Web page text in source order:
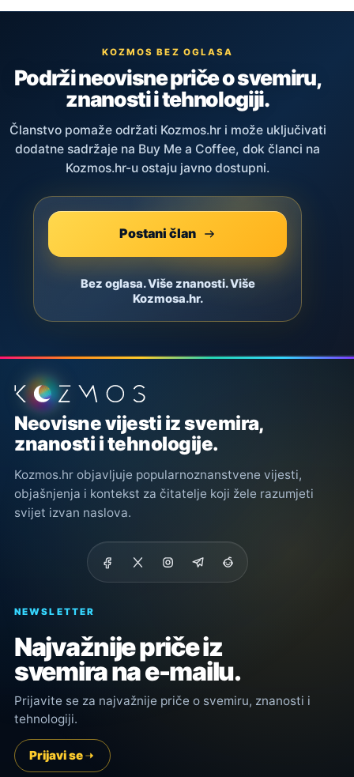
KOZMOS BEZ OGLASA
Podrži neovisne priče o svemiru,
znanosti i tehnologiji.
Članstvo pomaže održati Kozmos.hr i može uključivati
dodatne sadržaje na Buy Me a Coffee, dok članci na
Kozmos.hr-u ostaju javno dostupni.
Postani član
Bez oglasa. Više znanosti. Više
Kozmosa.hr.
Podnožje stranice
Neovisne vijesti iz svemira,
znanosti i tehnologije.
Kozmos.hr objavljuje popularnoznanstvene vijesti,
objašnjenja i kontekst za čitatelje koji žele razumjeti
svijet izvan naslova.
NEWSLETTER
Najvažnije priče iz
svemira na e-mailu.
Prijavite se za najvažnije priče o svemiru, znanosti i
tehnologiji.
Prijavi se